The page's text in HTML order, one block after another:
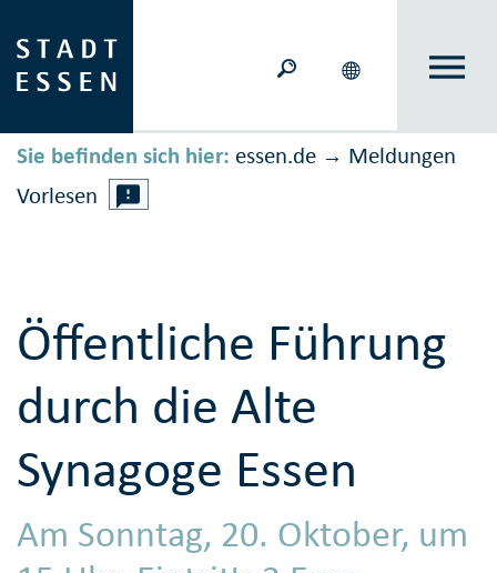
Sie befinden sich hier: essen.de → Meldungen
Vorlesen
Öffentliche Führung
durch die Alte
Synagoge Essen
Am Sonntag, 20. Oktober, um